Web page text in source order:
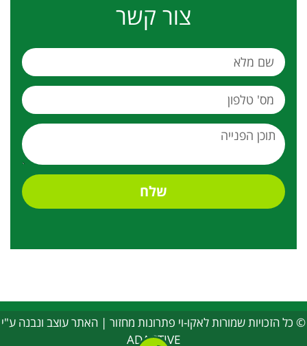
צור קשר
שלח
© כל הזכויות שמורות לאקו-וי פתרונות מחזור | האתר עוצב ונבנה ע"י
ADACTIVE